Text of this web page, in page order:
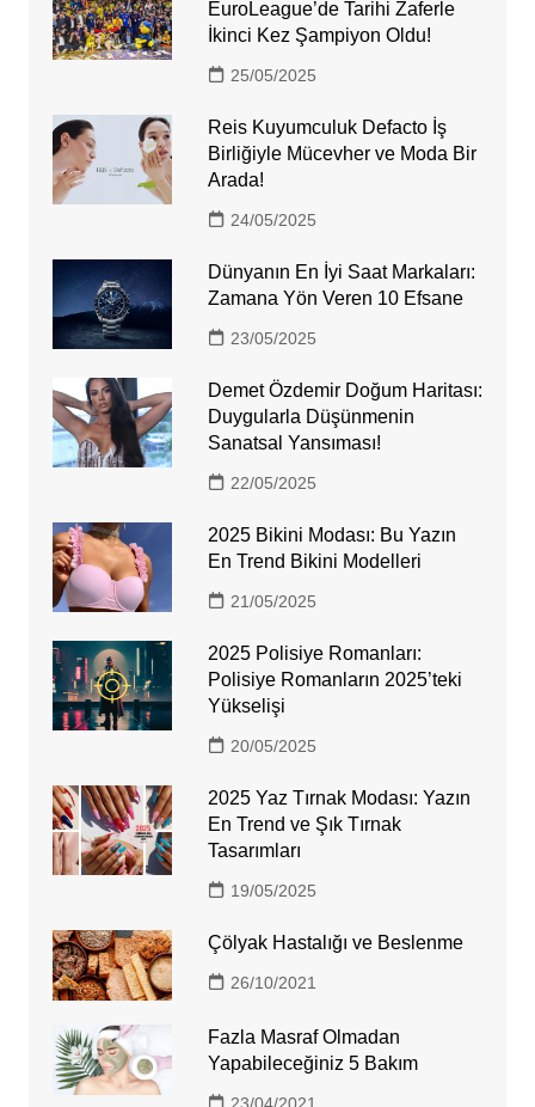
EuroLeague’de Tarihi Zaferle
İkinci Kez Şampiyon Oldu!
25/05/2025
Reis Kuyumculuk Defacto İş
Birliğiyle Mücevher ve Moda Bir
Arada!
24/05/2025
Dünyanın En İyi Saat Markaları:
Zamana Yön Veren 10 Efsane
23/05/2025
Demet Özdemir Doğum Haritası:
Duygularla Düşünmenin
Sanatsal Yansıması!
22/05/2025
2025 Bikini Modası: Bu Yazın
En Trend Bikini Modelleri
21/05/2025
2025 Polisiye Romanları:
Polisiye Romanların 2025’teki
Yükselişi
20/05/2025
2025 Yaz Tırnak Modası: Yazın
En Trend ve Şık Tırnak
Tasarımları
19/05/2025
Çölyak Hastalığı ve Beslenme
26/10/2021
Fazla Masraf Olmadan
Yapabileceğiniz 5 Bakım